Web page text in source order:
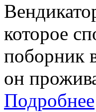
которое
поборник
он
Подробнее